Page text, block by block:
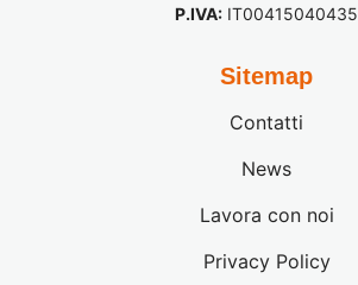
P.IVA: IT00415040435
Sitemap
Contatti
News
Lavora con noi
Privacy Policy